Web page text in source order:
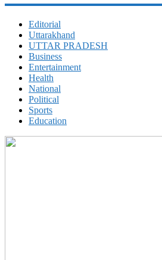
Editorial
Uttarakhand
UTTAR PRADESH
Business
Entertainment
Health
National
Political
Sports
Education